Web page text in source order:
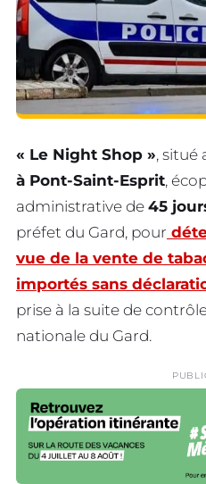
« Le Night Shop », situé
à Pont-Saint-Esprit,
administrative de 45
préfet du Gard, pour
vue de la vente de
importés sans
prise à la suite de
nationale du Gard.